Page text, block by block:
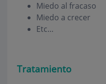
Miedo al fracaso
Miedo a crecer
Etc…
Tratamiento